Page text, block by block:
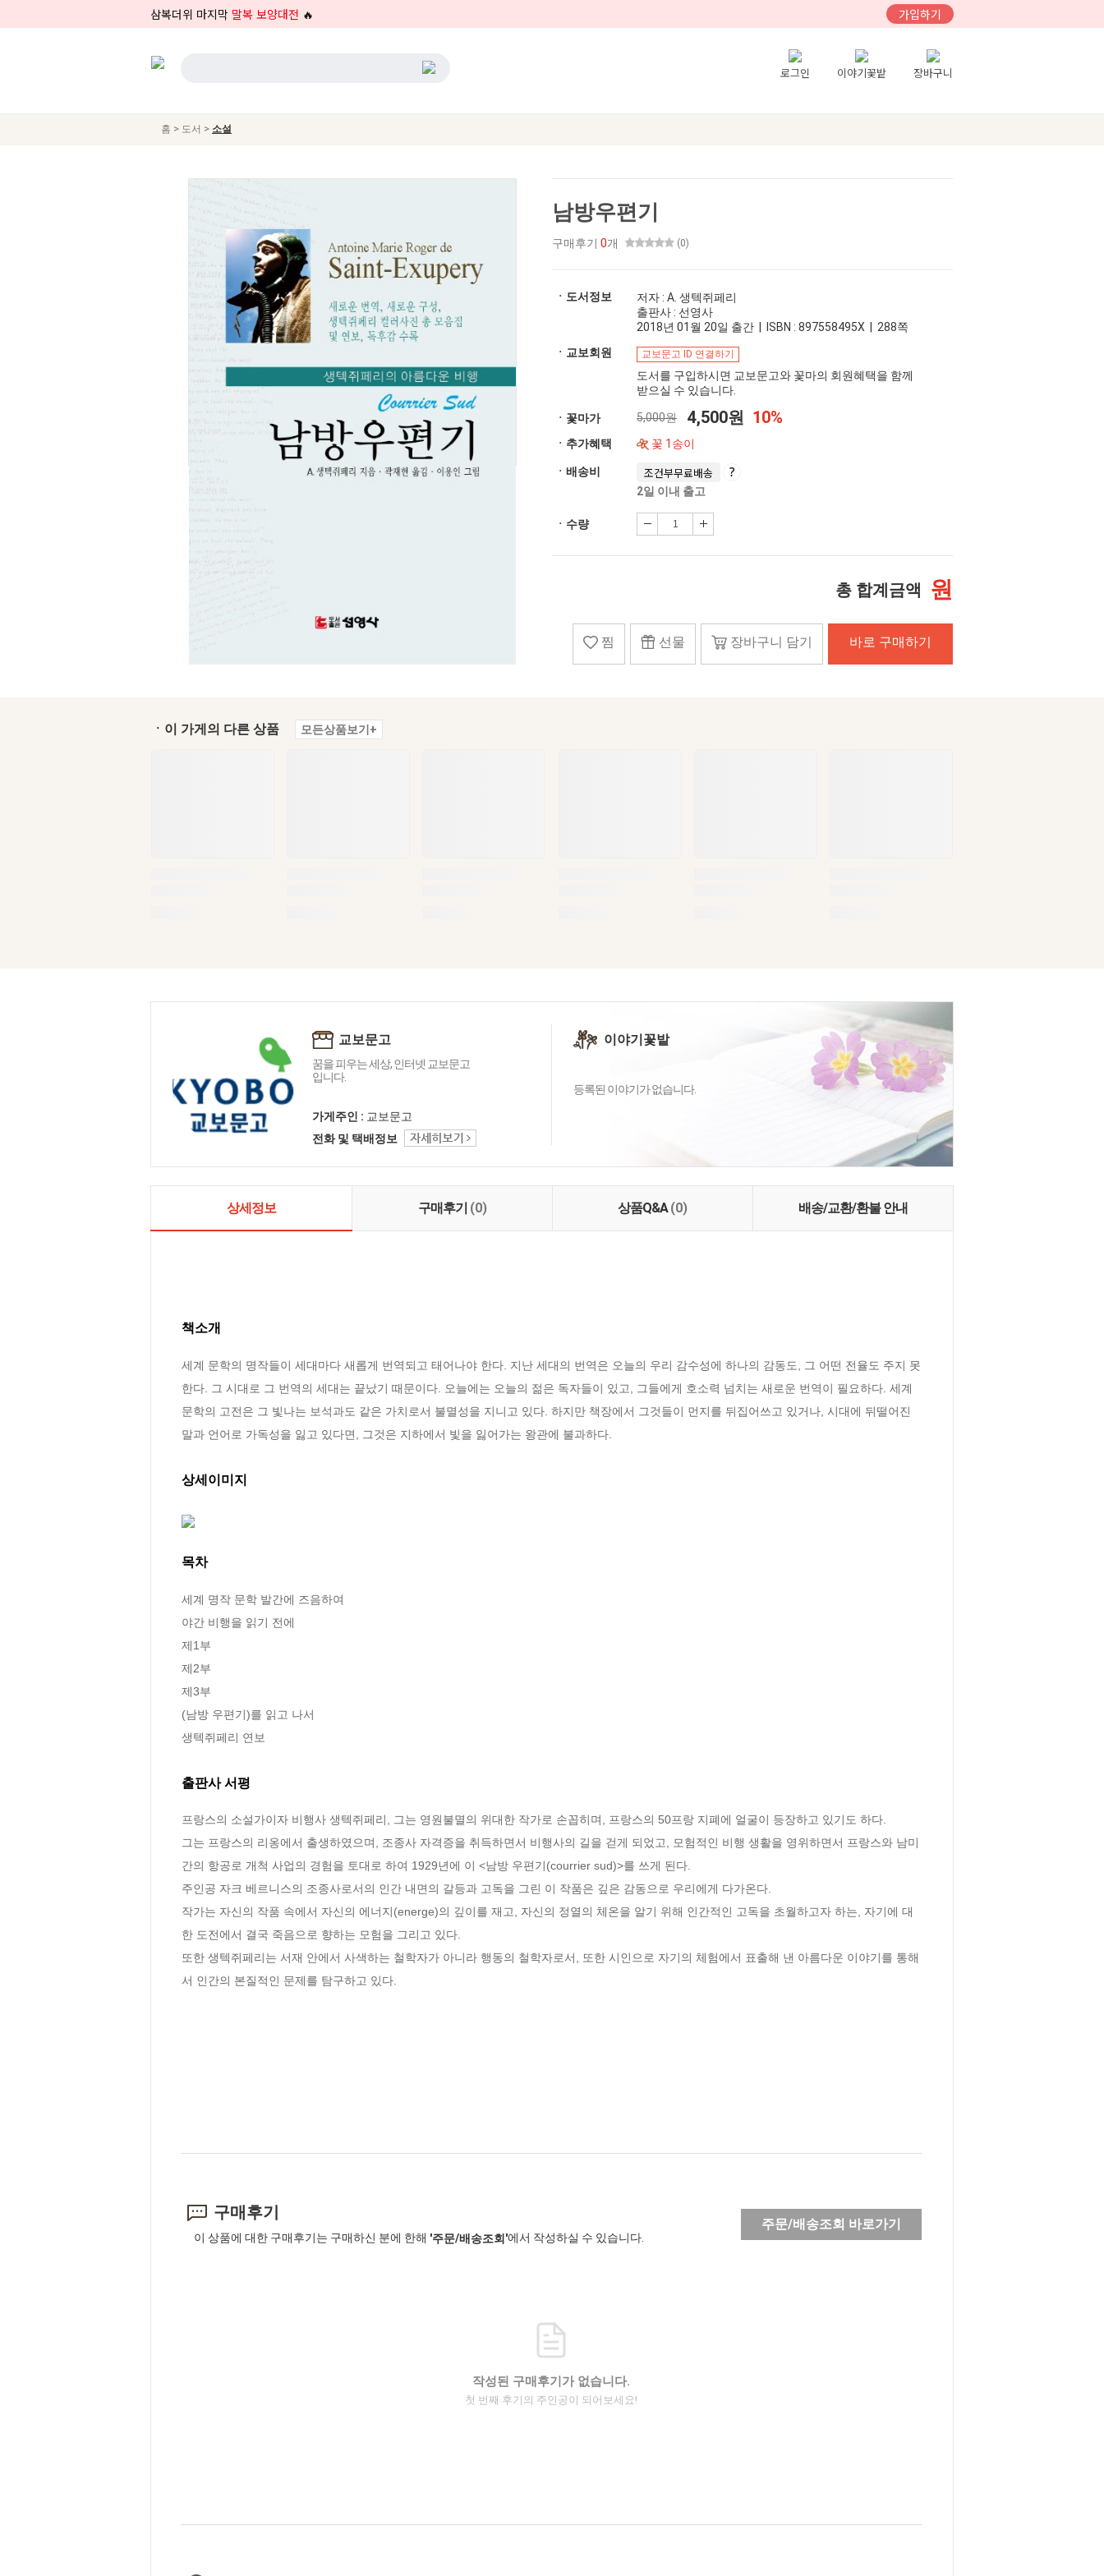
삼복더위 마지막 말복 보양대전 🔥 가입하기
로그인 이야기꽃밭 장바구니
홈 > 도서 > 소설
남방우편기
구매후기 0개 (0)
ㆍ도서정보
저자 : A. 생텍쥐페리
출판사 : 선영사
2018년 01월 20일 출간 | ISBN : 897558495X | 288쪽
ㆍ교보회원
교보문고 ID 연결하기
도서를 구입하시면 교보문고와 꽃마의 회원혜택을 함께
받으실 수 있습니다.
ㆍ꽃마가 5,000원 4,500원 10%
ㆍ추가혜택 꽃 1송이
ㆍ배송비 조건부무료배송
2일 이내 출고
ㆍ수량
총 합계금액 원
찜 선물 장바구니 담기 바로 구매하기
ㆍ이 가게의 다른 상품 모든상품보기+
교보문고
꿈을 피우는 세상, 인터넷 교보문고
입니다.
가게주인 : 교보문고
전화 및 택배정보
이야기꽃밭
등록된 이야기가 없습니다.
상세정보 구매후기 (0) 상품Q&A(0) 배송/교환/환불 안내
책소개
세계 문학의 명작들이 세대마다 새롭게 번역되고 태어나야 한다. 지난 세대의 번역은 오늘의 우리 감수성에 하나의 감동도, 그 어떤 전율도 주지 못
한다. 그 시대로 그 번역의 세대는 끝났기 때문이다. 오늘에는 오늘의 젊은 독자들이 있고, 그들에게 호소력 넘치는 새로운 번역이 필요하다. 세계
문학의 고전은 그 빛나는 보석과도 같은 가치로서 불멸성을 지니고 있다. 하지만 책장에서 그것들이 먼지를 뒤집어쓰고 있거나, 시대에 뒤떨어진
말과 언어로 가독성을 잃고 있다면, 그것은 지하에서 빛을 잃어가는 왕관에 불과하다.
상세이미지
목차
세계 명작 문학 발간에 즈음하여
야간 비행을 읽기 전에
제1부
제2부
제3부
(남방 우편기)를 읽고 나서
생텍쥐페리 연보
출판사 서평
프랑스의 소설가이자 비행사 생텍쥐페리, 그는 영원불멸의 위대한 작가로 손꼽히며, 프랑스의 50프랑 지폐에 얼굴이 등장하고 있기도 하다.
그는 프랑스의 리옹에서 출생하였으며, 조종사 자격증을 취득하면서 비행사의 길을 걷게 되었고, 모험적인 비행 생활을 영위하면서 프랑스와 남미
간의 항공로 개척 사업의 경험을 토대로 하여 1929년에 이 <남방 우편기(courrier sud)>를 쓰게 된다.
주인공 자크 베르니스의 조종사로서의 인간 내면의 갈등과 고독을 그린 이 작품은 깊은 감동으로 우리에게 다가온다.
작가는 자신의 작품 속에서 자신의 에너지(energe)의 깊이를 재고, 자신의 정열의 체온을 알기 위해 인간적인 고독을 초월하고자 하는, 자기에 대
한 도전에서 결국 죽음으로 향하는 모험을 그리고 있다.
또한 생텍쥐페리는 서재 안에서 사색하는 철학자가 아니라 행동의 철학자로서, 또한 시인으로 자기의 체험에서 표출해 낸 아름다운 이야기를 통해
서 인간의 본질적인 문제를 탐구하고 있다.
구매후기
이 상품에 대한 구매후기는 구매하신 분에 한해 '주문/배송조회'에서 작성하실 수 있습니다.
주문/배송조회 바로가기
작성된 구매후기가 없습니다.
첫 번째 후기의 주인공이 되어보세요!